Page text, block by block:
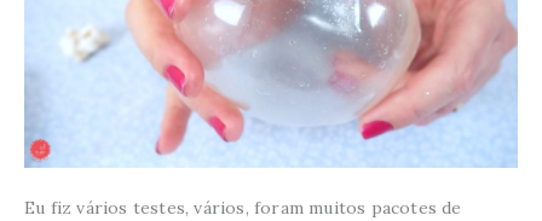
Eu fiz vários testes, vários, foram muitos pacotes de